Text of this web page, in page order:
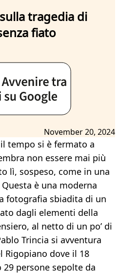
tragedia di
fiato
November 20, 2024
tempo si è fermato a
non essere mai più
lì, sospeso, come in una
è una moderna
fotografia sbiadita di un
dagli elementi della
al netto di un po’ di
Trincia si avventura
Rigopiano dove il 18
persone sepolte da